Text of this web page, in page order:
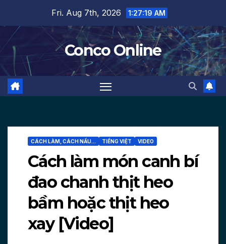
content
Fri. Aug 7th, 2026 1:27:21 AM
Conco Online
CÁCH LÀM, CÁCH NẤU... TIẾNG VIỆT VIDEO
Cách làm món canh bí
đao chanh thịt heo
bầm hoặc thịt heo
xay [Video]